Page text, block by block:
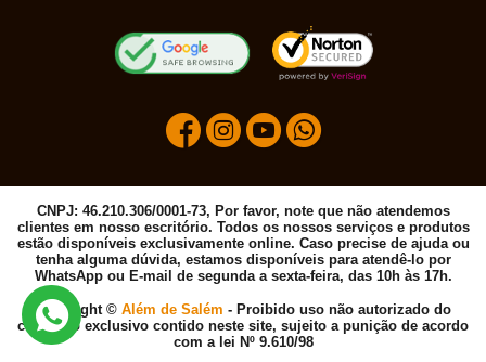
CNPJ: 46.210.306/0001-73, Por favor, note que não atendemos
clientes em nosso escritório. Todos os nossos serviços e produtos
estão disponíveis exclusivamente online. Caso precise de ajuda ou
tenha alguma dúvida, estamos disponíveis para atendê-lo por
WhatsApp ou E-mail de segunda a sexta-feira, das 10h às 17h.
Copyright © Além de Salém - Proibido uso não autorizado do
conteúdo exclusivo contido neste site, sujeito a punição de acordo
com a lei Nº 9.610/98